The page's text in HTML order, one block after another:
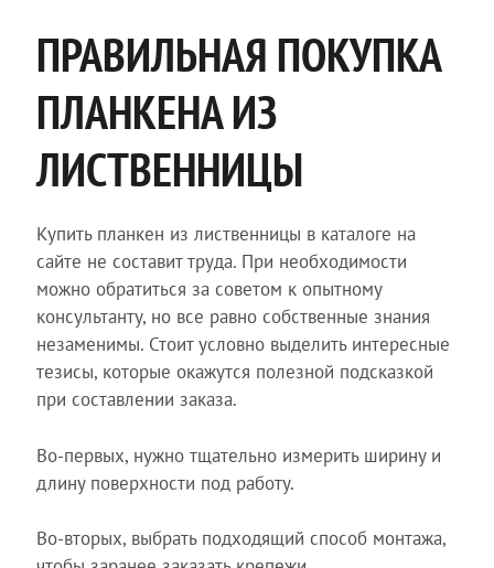
ПРАВИЛЬНАЯ ПОКУПКА
ПЛАНКЕНА ИЗ
ЛИСТВЕННИЦЫ
Купить планкен из лиственницы в каталоге на
сайте не составит труда. При необходимости
можно обратиться за советом к опытному
консультанту, но все равно собственные знания
незаменимы. Стоит условно выделить интересные
тезисы, которые окажутся полезной подсказкой
при составлении заказа.
Во-первых, нужно тщательно измерить ширину и
длину поверхности под работу.
Во-вторых, выбрать подходящий способ монтажа,